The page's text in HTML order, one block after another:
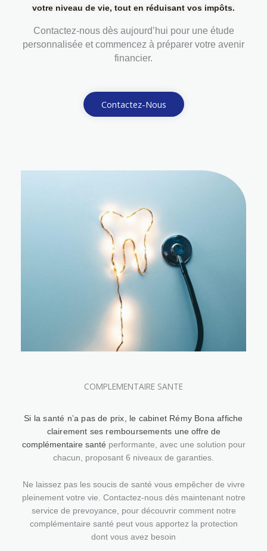
votre niveau de vie, tout en réduisant vos impôts.
Contactez-nous dès aujourd’hui pour une étude
personnalisée et commencez à préparer votre avenir
financier.
Contactez-Nous
COMPLEMENTAIRE SANTE
Si la santé n’a pas de prix, le cabinet Rémy Bona affiche
clairement ses remboursements une offre de
complémentaire santé performante, avec une solution pour
chacun, proposant 6 niveaux de garanties.
Ne laissez pas les soucis de santé vous empêcher de vivre
pleinement votre vie. Contactez-nous dès maintenant notre
service de prevoyance, pour découvrir comment notre
complémentaire santé peut vous apportez la protection
dont vous avez besoin